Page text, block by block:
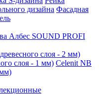
дизайна Фасадная
Албес SOUND PROFI
слоя - 2 мм)
слоя - 1 мм) Celenit NB